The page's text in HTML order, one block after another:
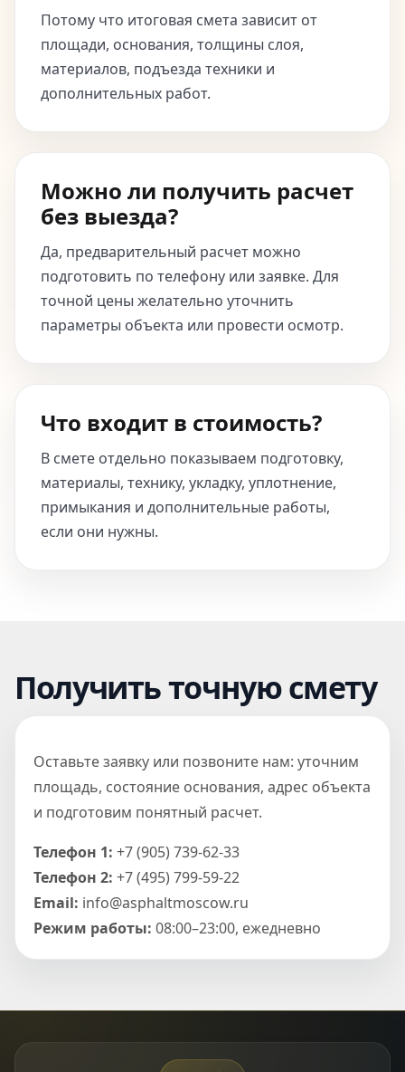
Потому что итоговая смета зависит от
площади, основания, толщины слоя,
материалов, подъезда техники и
дополнительных работ.
Можно ли получить расчет
без выезда?
Да, предварительный расчет можно
подготовить по телефону или заявке. Для
точной цены желательно уточнить
параметры объекта или провести осмотр.
Что входит в стоимость?
В смете отдельно показываем подготовку,
материалы, технику, укладку, уплотнение,
примыкания и дополнительные работы,
если они нужны.
Получить точную смету
Оставьте заявку или позвоните нам: уточним
площадь, состояние основания, адрес объекта
и подготовим понятный расчет.
Телефон 1: +7 (905) 739-62-33
Телефон 2: +7 (495) 799-59-22
Email: info@asphaltmoscow.ru
Режим работы: 08:00–23:00, ежедневно